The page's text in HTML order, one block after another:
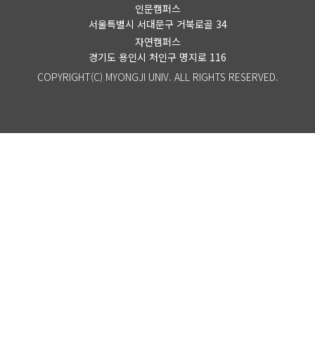
인문캠퍼스
서울특별시 서대문구 거북로골 34
자연캠퍼스
경기도 용인시 처인구 명지로 116
COPYRIGHT(C) MYONGJI UNIV. ALL RIGHTS RESERVED.